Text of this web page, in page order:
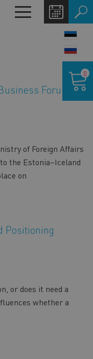
Toggle
navigation
Forum
of Foreign Affairs
the Estonia–Iceland
on
Positioning
or does it need a
whether a
cart
0